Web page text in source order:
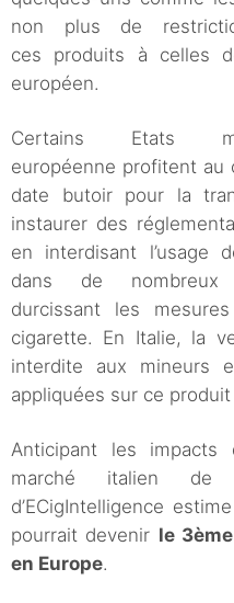
non plus de
ces produits à celles
européen.
Certains Etats
européenne profitent au
date butoir pour la
instaurer des
en interdisant l’usage
dans de
durcissant les
cigarette. En Italie, la
interdite aux mineurs
appliquées sur ce produit
Anticipant les
marché italien
d’ECigIntelligence
pourrait devenir le
en Europe.